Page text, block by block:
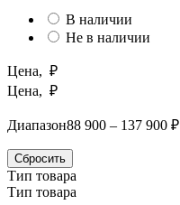
В наличии
Не в наличии
Цена, ₽
Цена, ₽
Диапазон88 900 – 137 900 ₽
Сбросить
Тип товара
Тип товара